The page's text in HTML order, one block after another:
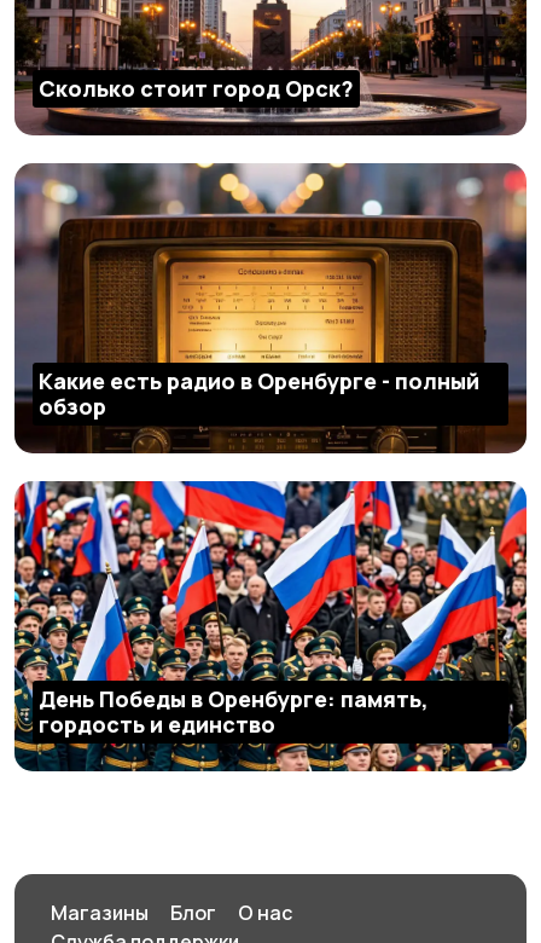
Сколько стоит город Орск?
Какие есть радио в Оренбурге - полный
обзор
День Победы в Оренбурге: память,
гордость и единство
Магазины Блог
О нас